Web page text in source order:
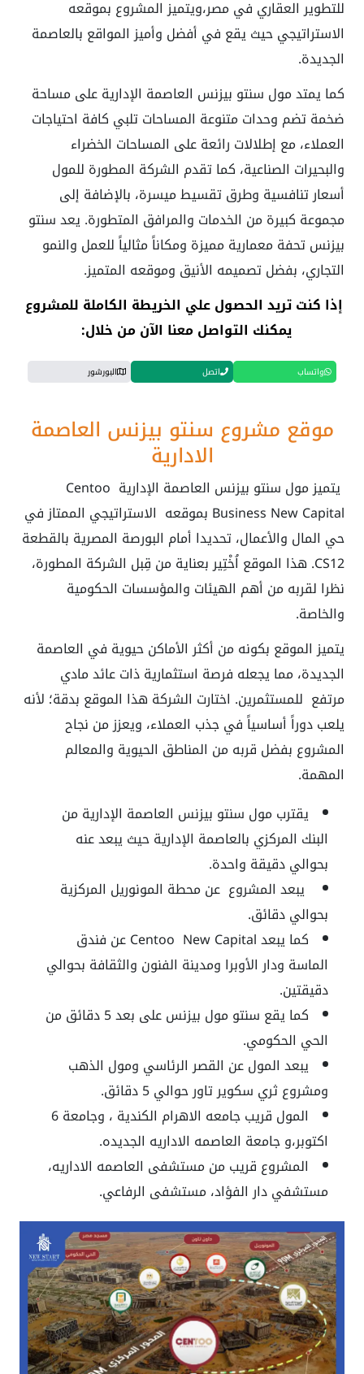
للتطوير العقاري في مصر،ويتميز المشروع بموقعه
الاستراتيجي حيث يقع في أفضل وأميز المواقع بالعاصمة
الجديدة.
كما يمتد مول سنتو بيزنس العاصمة الإدارية على مساحة
ضخمة تضم وحدات متنوعة المساحات تلبي كافة احتياجات
العملاء، مع إطلالات رائعة على المساحات الخضراء
والبحيرات الصناعية، كما تقدم الشركة المطورة للمول
أسعار تنافسية وطرق تقسيط ميسرة، بالإضافة إلى
مجموعة كبيرة من الخدمات والمرافق المتطورة. يعد سنتو
بيزنس تحفة معمارية مميزة ومكاناً مثالياً للعمل والنمو
التجاري، بفضل تصميمه الأنيق وموقعه المتميز.
إذا كنت تريد الحصول علي الخريطة الكاملة للمشروع
يمكنك التواصل معنا الآن من خلال:
واتساب اتصل البورشور
موقع مشروع سنتو بيزنس العاصمة
الادارية
يتميز مول سنتو بيزنس العاصمة الإدارية Centoo
Business New Capital بموقعه الاستراتيجي الممتاز في
حي المال والأعمال، تحديدا أمام البورصة المصرية بالقطعة
CS12. هذا الموقع اُخْتِير بعناية من قِبل الشركة المطورة،
نظرا لقربه من أهم الهيئات والمؤسسات الحكومية
والخاصة.
يتميز الموقع بكونه من أكثر الأماكن حيوية في العاصمة
الجديدة، مما يجعله فرصة استثمارية ذات عائد مادي
مرتفع للمستثمرين. اختارت الشركة هذا الموقع بدقة؛ لأنه
يلعب دوراً أساسياً في جذب العملاء، ويعزز من نجاح
المشروع بفضل قربه من المناطق الحيوية والمعالم
المهمة.
يقترب مول سنتو بيزنس العاصمة الإدارية من
البنك المركزي بالعاصمة الإدارية حيث يبعد عنه
بحوالي دقيقة واحدة.
يبعد المشروع عن محطة المونوريل المركزية
بحوالي دقائق.
كما يبعد Centoo New Capital عن فندق
الماسة ودار الأوبرا ومدينة الفنون والثقافة بحوالي
دقيقتين.
كما يقع سنتو مول بيزنس على بعد 5 دقائق من
الحي الحكومي.
يبعد المول عن القصر الرئاسي ومول الذهب
ومشروع ثري سكوير تاور حوالي 5 دقائق.
المول قريب جامعه الاهرام الكندية ، وجامعة 6
اكتوبر،و جامعة العاصمه الاداريه الجديده.
المشروع قريب من مستشفى العاصمه الاداريه،
مستشفي دار الفؤاد، مستشفى الرفاعي.